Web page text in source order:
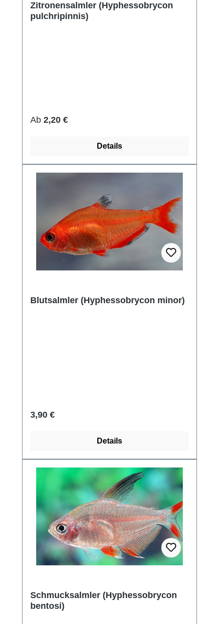
Zitronensalmler (Hyphessobrycon
pulchripinnis)
Regulärer Preis:
Ab 2,20 €
Details
Blutsalmler (Hyphessobrycon minor)
Regulärer Preis:
3,90 €
Details
Schmucksalmler (Hyphessobrycon
bentosi)